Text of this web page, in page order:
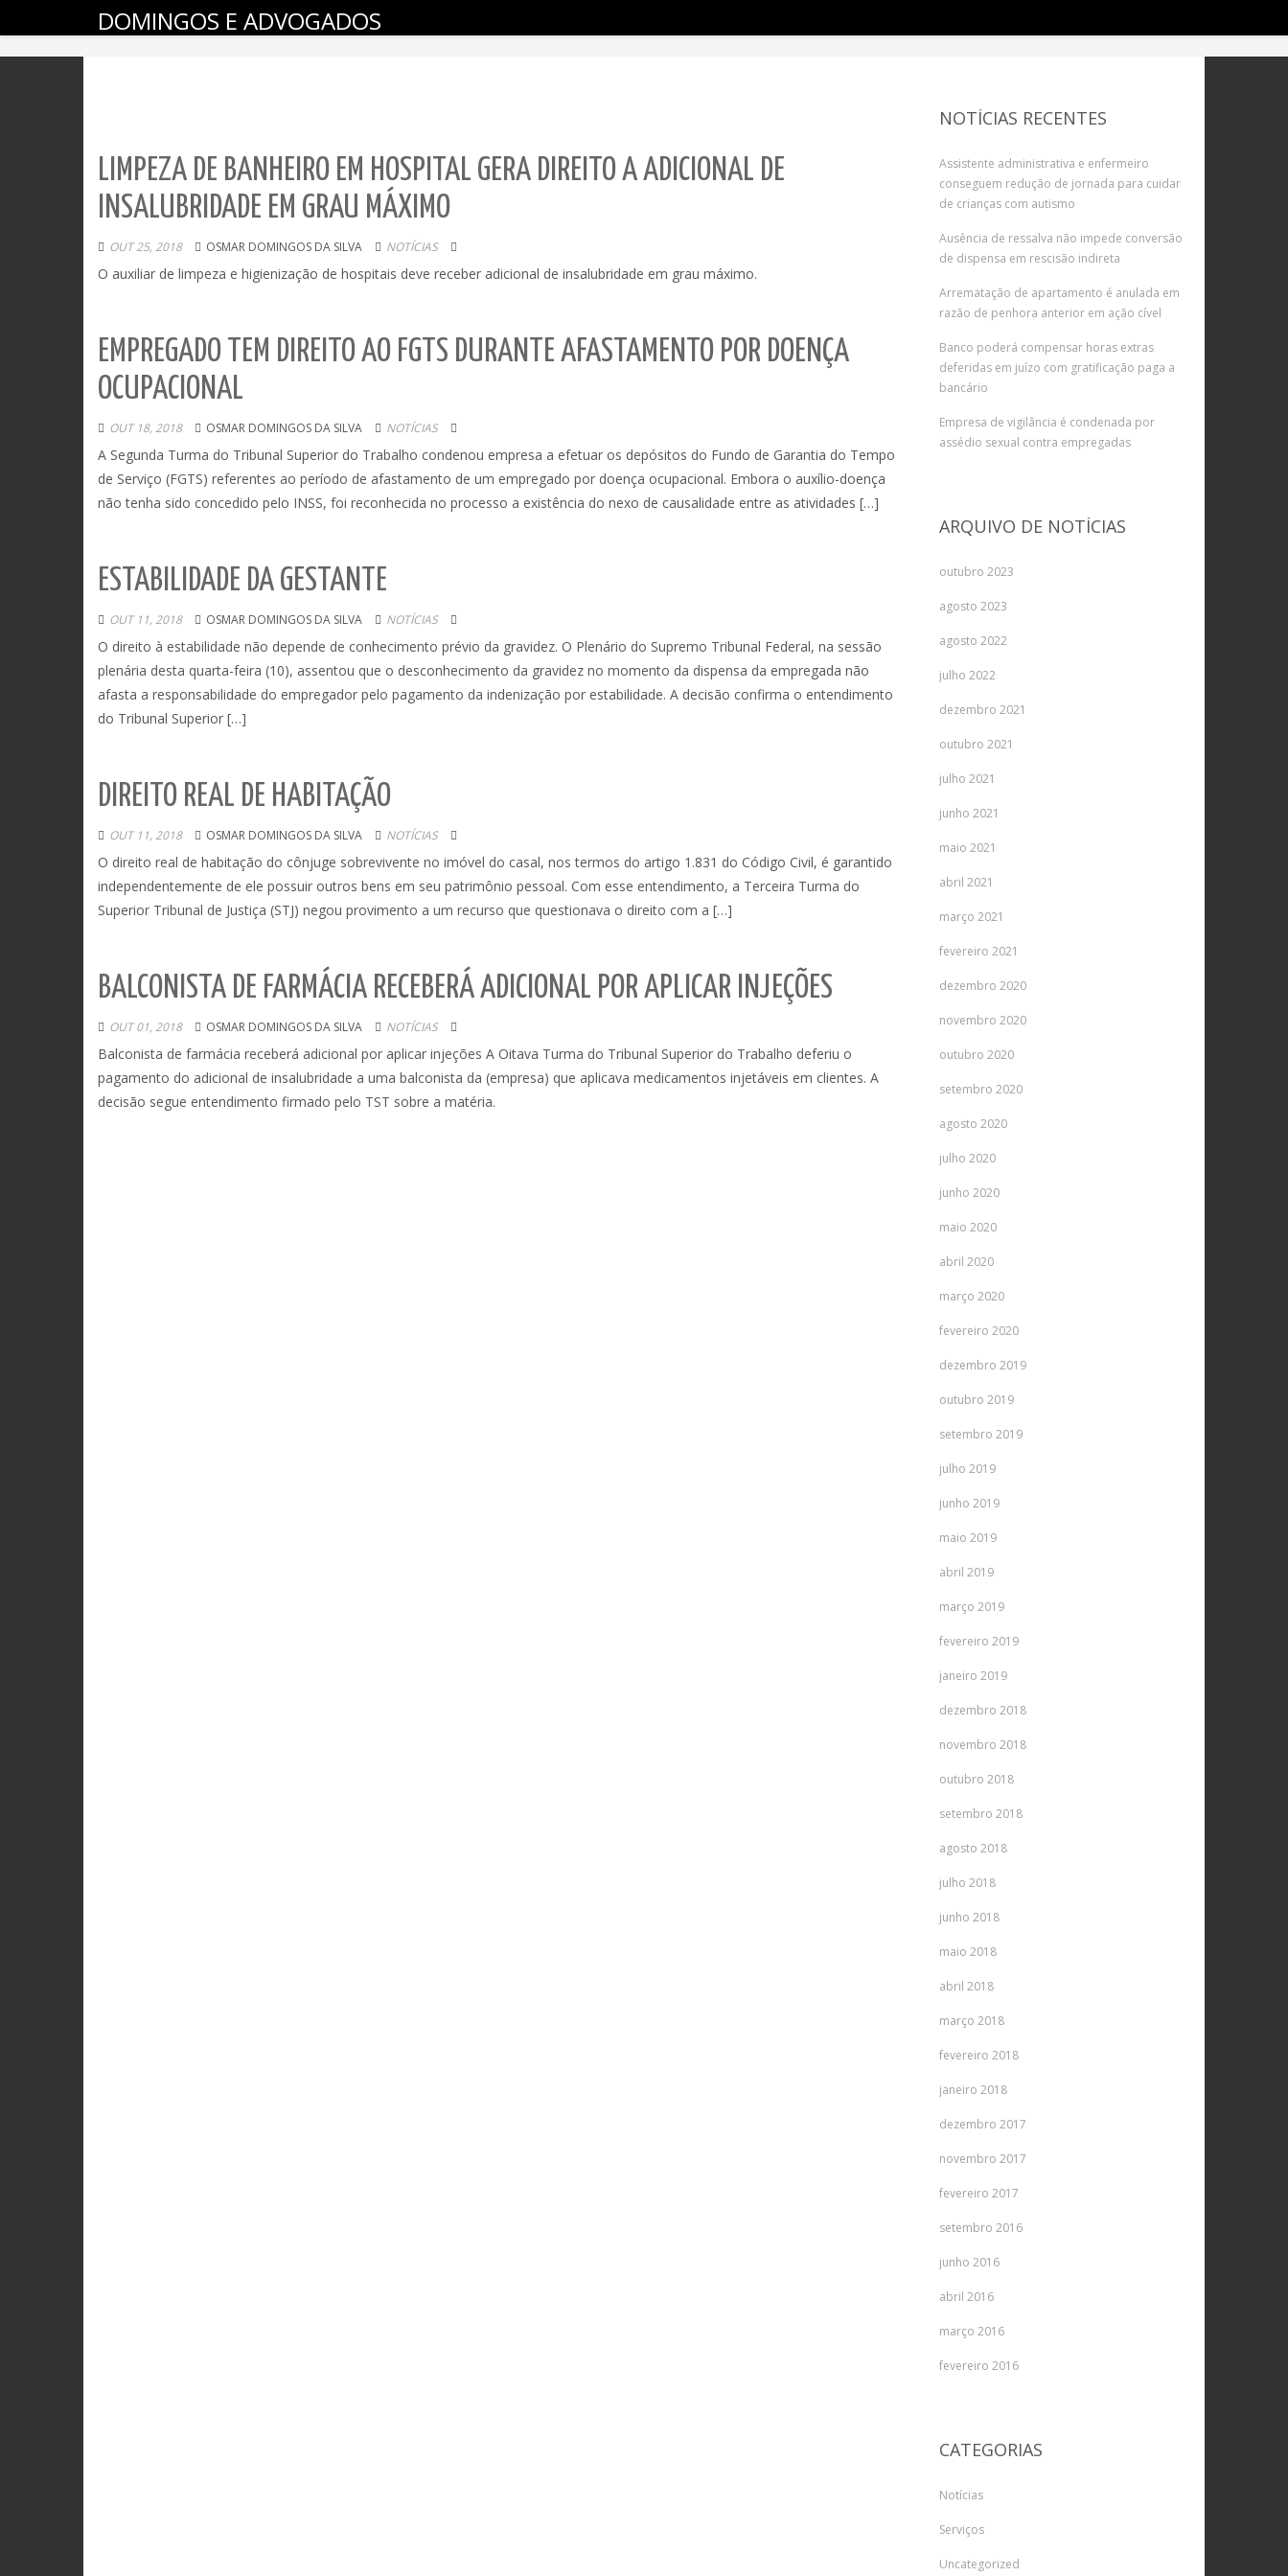
DOMINGOS E ADVOGADOS
LIMPEZA DE BANHEIRO EM HOSPITAL GERA DIREITO A ADICIONAL DE
INSALUBRIDADE EM GRAU MÁXIMO
OUT 25, 2018 OSMAR DOMINGOS DA SILVA NOTÍCIAS
O auxiliar de limpeza e higienização de hospitais deve receber adicional de insalubridade em grau máximo.
EMPREGADO TEM DIREITO AO FGTS DURANTE AFASTAMENTO POR DOENÇA
OCUPACIONAL
OUT 18, 2018 OSMAR DOMINGOS DA SILVA NOTÍCIAS
A Segunda Turma do Tribunal Superior do Trabalho condenou empresa a efetuar os depósitos do Fundo de Garantia do Tempo
de Serviço (FGTS) referentes ao período de afastamento de um empregado por doença ocupacional. Embora o auxílio-doença
não tenha sido concedido pelo INSS, foi reconhecida no processo a existência do nexo de causalidade entre as atividades […]
ESTABILIDADE DA GESTANTE
OUT 11, 2018 OSMAR DOMINGOS DA SILVA NOTÍCIAS
O direito à estabilidade não depende de conhecimento prévio da gravidez. O Plenário do Supremo Tribunal Federal, na sessão
plenária desta quarta-feira (10), assentou que o desconhecimento da gravidez no momento da dispensa da empregada não
afasta a responsabilidade do empregador pelo pagamento da indenização por estabilidade. A decisão confirma o entendimento
do Tribunal Superior […]
DIREITO REAL DE HABITAÇÃO
OUT 11, 2018 OSMAR DOMINGOS DA SILVA NOTÍCIAS
O direito real de habitação do cônjuge sobrevivente no imóvel do casal, nos termos do artigo 1.831 do Código Civil, é garantido
independentemente de ele possuir outros bens em seu patrimônio pessoal. Com esse entendimento, a Terceira Turma do
Superior Tribunal de Justiça (STJ) negou provimento a um recurso que questionava o direito com a […]
BALCONISTA DE FARMÁCIA RECEBERÁ ADICIONAL POR APLICAR INJEÇÕES
OUT 01, 2018 OSMAR DOMINGOS DA SILVA NOTÍCIAS
Balconista de farmácia receberá adicional por aplicar injeções A Oitava Turma do Tribunal Superior do Trabalho deferiu o
pagamento do adicional de insalubridade a uma balconista da (empresa) que aplicava medicamentos injetáveis em clientes. A
decisão segue entendimento firmado pelo TST sobre a matéria.
NOTÍCIAS RECENTES
Assistente administrativa e enfermeiro
conseguem redução de jornada para cuidar
de crianças com autismo
Ausência de ressalva não impede conversão
de dispensa em rescisão indireta
Arrematação de apartamento é anulada em
razão de penhora anterior em ação cível
Banco poderá compensar horas extras
deferidas em juízo com gratificação paga a
bancário
Empresa de vigilância é condenada por
assédio sexual contra empregadas
ARQUIVO DE NOTÍCIAS
outubro 2023
agosto 2023
agosto 2022
julho 2022
dezembro 2021
outubro 2021
julho 2021
junho 2021
maio 2021
abril 2021
março 2021
fevereiro 2021
dezembro 2020
novembro 2020
outubro 2020
setembro 2020
agosto 2020
julho 2020
junho 2020
maio 2020
abril 2020
março 2020
fevereiro 2020
dezembro 2019
outubro 2019
setembro 2019
julho 2019
junho 2019
maio 2019
abril 2019
março 2019
fevereiro 2019
janeiro 2019
dezembro 2018
novembro 2018
outubro 2018
setembro 2018
agosto 2018
julho 2018
junho 2018
maio 2018
abril 2018
março 2018
fevereiro 2018
janeiro 2018
dezembro 2017
novembro 2017
fevereiro 2017
setembro 2016
junho 2016
abril 2016
março 2016
fevereiro 2016
CATEGORIAS
Notícias
Serviços
Uncategorized